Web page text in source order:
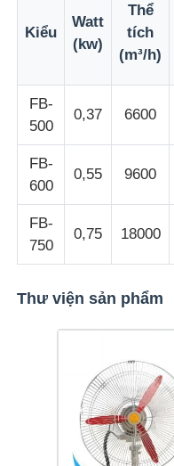
Nhà
Sản phẩm
Tham quan nhà máy
Kiểm soát chất lượng
Liên hệ chúng tôi
Yêu cầu báo giá
Chiếu sáng chống
Kiểu
Watt
(kw)
Thể
tích
(m³/h)
FB-
500
0,37 6600
FB-
600
0,55 9600
FB-
750
0,75 18000
Thư viện sản phẩm